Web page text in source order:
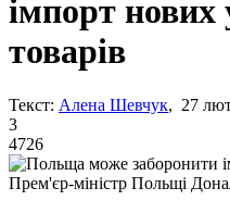
імпорт нових
товарів
Текст: Алена Шевчук, 27
3
4726
Прем'єр-міністр Польщі